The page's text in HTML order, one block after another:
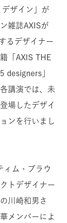
デザイン」が
雑誌AXISが
るデザイナー
「AXIS THE
designers」
講演では、未
場したデザイ
ンを行いまし
ィム・ブラウ
トデザイナー
川崎和男さ
メンバーによ